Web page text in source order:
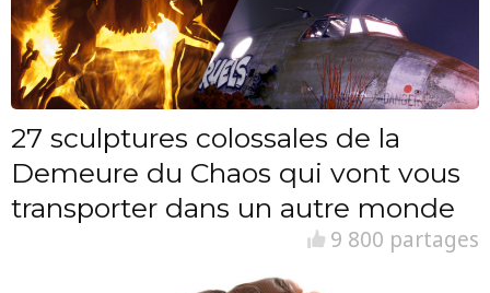
27 sculptures colossales de la
Demeure du Chaos qui vont vous
transporter dans un autre monde
9 800 partages